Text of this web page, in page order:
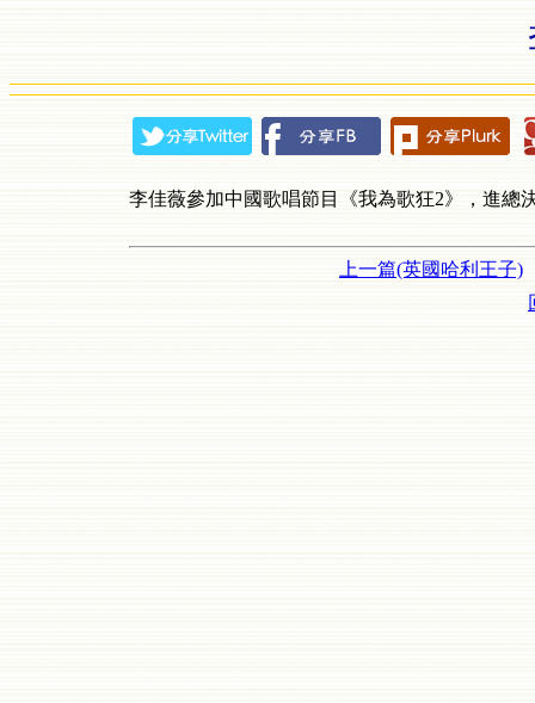
李佳薇參加中國歌唱節目《我為歌狂2》，進總
上一篇(英國哈利王子)